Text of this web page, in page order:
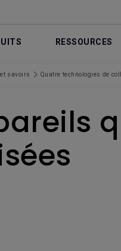
RESSOURCES
savoirs Quatre technologies de